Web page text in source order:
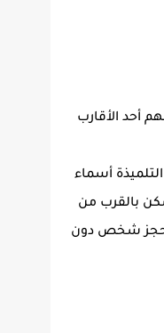
أحد الأقارب
أسماء
بالقرب من
حجز شخص دون